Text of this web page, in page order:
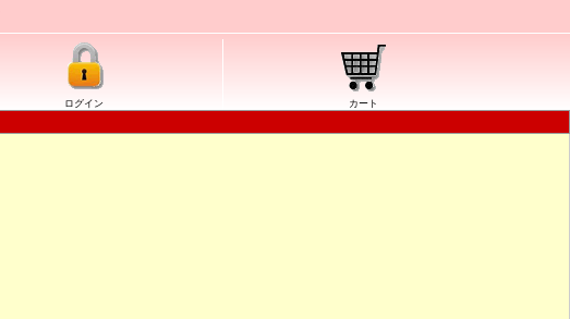
ログイン カート